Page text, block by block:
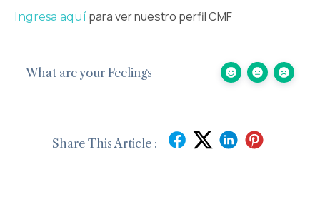
Ingresa aquí para ver nuestro perfil CMF
What are your Feelings
Share This Article :